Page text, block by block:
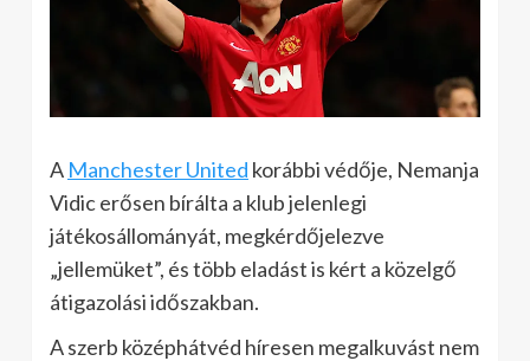
A Manchester United korábbi védője, Nemanja
Vidic erősen bírálta a klub jelenlegi
játékosállományát, megkérdőjelezve
„jellemüket”, és több eladást is kért a közelgő
átigazolási időszakban.
A szerb középhátvéd híresen megalkuvást nem